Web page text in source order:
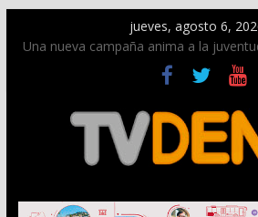
jueves, agosto 6,
Una nueva campaña anima a la
Paco Adsuar dona al Arxiu de Dénia
de la memoria visual de la ciudad
La Entraeta Festera llena de ambiente
Campo con la recepción a la Capitanía
El XII Festival de Jazz de Dénia reunirá
figuras nacionales e internacionales en
Torrecremada